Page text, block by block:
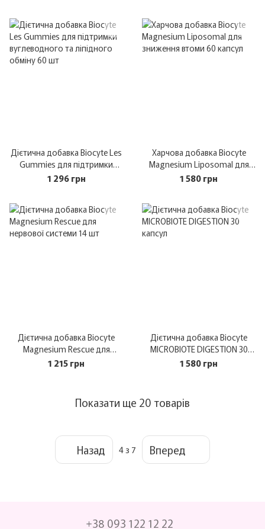
Дієтична добавка Biocyte Les
Gummies для підтримки
вуглеводного та ліпідного
1 296 грн
Харчова добавка Biocyte
Magnesium Liposomal для
зниження втоми 60 капсул
1 580 грн
Дієтична добавка Biocyte
Magnesium Rescue для
нервової системи 14 шт
1 215 грн
Дієтична добавка Biocyte
MICROBIOTE DIGESTION 30
капсул
1 580 грн
Показати ще 20 товарів
Назад 4з 7 Вперед
+38 093 122 12 22